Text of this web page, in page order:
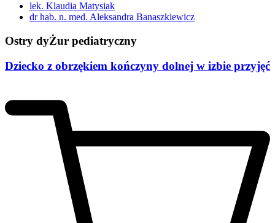
lek. Klaudia Matysiak
dr hab. n. med. Aleksandra Banaszkiewicz
Ostry dyŻur pediatryczny
Dziecko z obrzękiem kończyny dolnej w izbie przyjęć